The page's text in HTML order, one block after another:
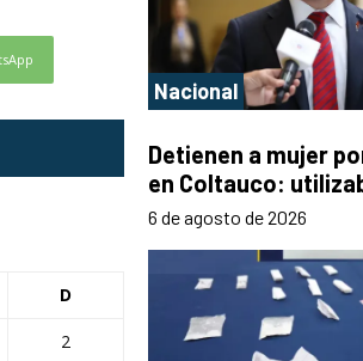
D
2
Nacional
Detienen a mujer
en Coltauco:
6 de agosto de 2026